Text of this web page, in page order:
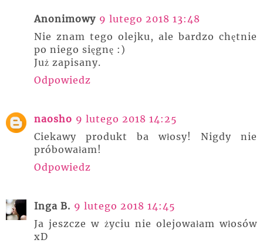
Anonimowy 9 lutego 2018 13:48
Nie znam tego olejku, ale bardzo chętnie
po niego sięgnę :)
Już zapisany.
Odpowiedz
naosho 9 lutego 2018 14:25
Ciekawy produkt ba włosy! Nigdy nie
próbowałam!
Odpowiedz
Inga B. 9 lutego 2018 14:45
Ja jeszcze w życiu nie olejowałam włosów
xD